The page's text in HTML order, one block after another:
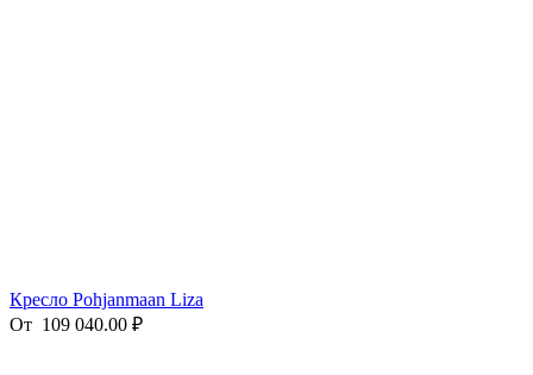
Кресло Pohjanmaan Liza
От 109 040.00 ₽